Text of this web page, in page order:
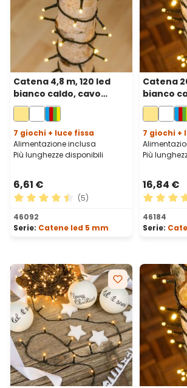
Catena 4,8 m, 120 led
bianco caldo, cavo
verde
7 giochi + luce fissa
Alimentazione inclusa
Più lunghezze disponibili
6,61 €
Valutazione media di 4.6 su 5 stelle
(5)
46092
Serie: Catene led 5 mm
Catena
bianco
verde
7 giochi +
Più
16,84 €
46184
Serie: